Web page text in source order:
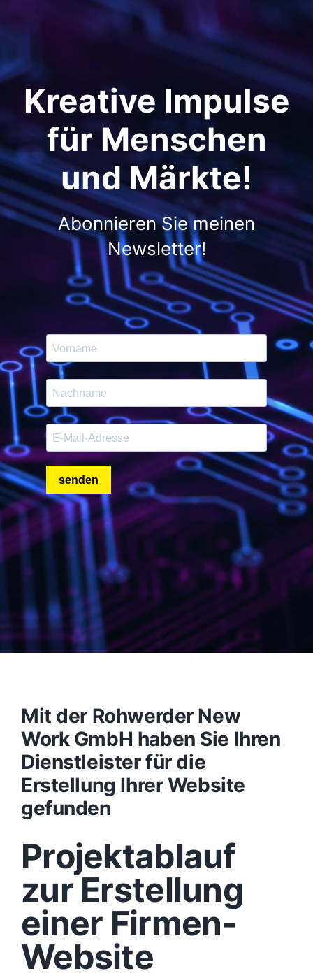
Kreative Impulse
für Menschen
und Märkte!
Abonnieren Sie meinen
Newsletter!
Mit der Rohwerder New
Work GmbH haben Sie Ihren
Dienstleister für die
Erstellung Ihrer Website
gefunden
Projektablauf
zur Erstellung
einer Firmen-
Website